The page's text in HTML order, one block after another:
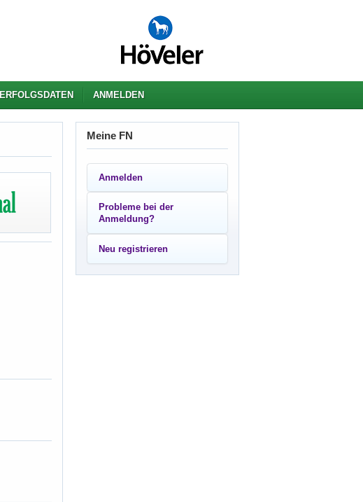
ERFOLGSDATEN ANMELDEN
Meine FN
Anmelden
Probleme bei der
Anmeldung?
Neu registrieren